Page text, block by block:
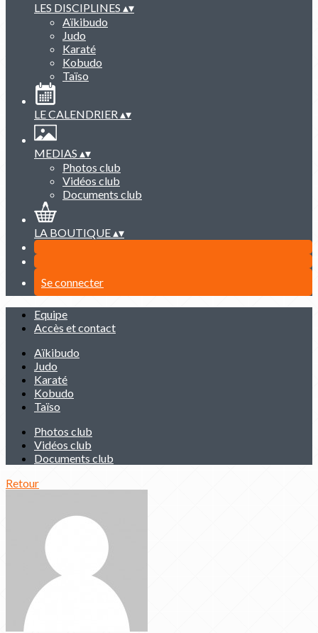
LES DISCIPLINES ▴▾
Aïkibudo
Judo
Karaté
Kobudo
Taïso
LE CALENDRIER▴▾
MEDIAS ▴▾
Photos club
Vidéos club
Documents club
LA BOUTIQUE▴▾
Se connecter
Equipe
Accès et contact
Aïkibudo
Judo
Karaté
Kobudo
Taïso
Photos club
Vidéos club
Documents club
Retour